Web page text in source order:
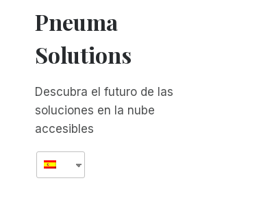
LA
COMUNIDAD
CIEGOS
Pneuma
Solutions
Descubra el futuro de las
soluciones en la nube
accesibles